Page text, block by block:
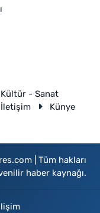
Kültür - Sanat
İletişim Künye
| Tüm hakları
haber kaynağı.